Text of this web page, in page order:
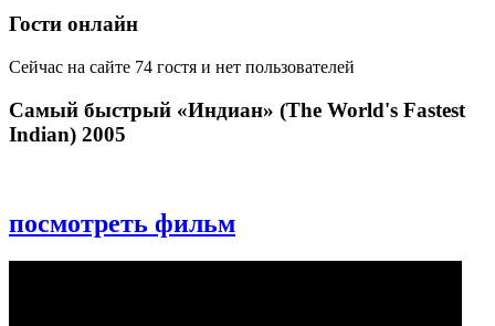
Гости онлайн
Сейчас на сайте 74 гостя и нет пользователей
Самый быстрый «Индиан» (The World's Fastest
Indian) 2005
посмотреть фильм